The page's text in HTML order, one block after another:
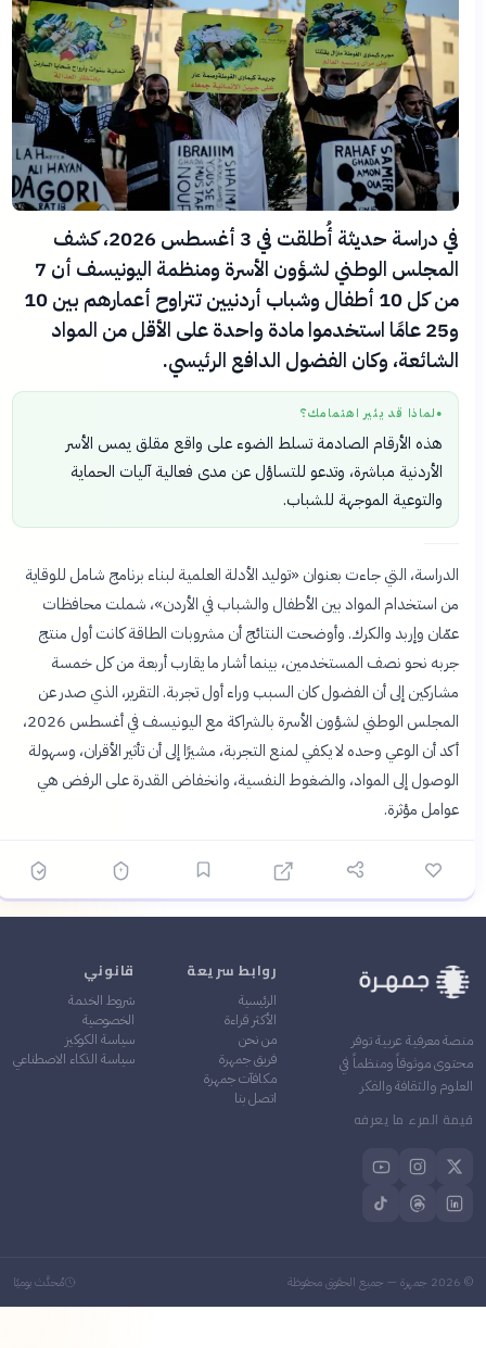
في دراسة حديثة أُطلقت في 3 أغسطس 2026، كشف
المجلس الوطني لشؤون الأسرة ومنظمة اليونيسف أن 7
من كل 10 أطفال وشباب أردنيين تتراوح أعمارهم بين 10
و25 عامًا استخدموا مادة واحدة على الأقل من المواد
الشائعة، وكان الفضول الدافع الرئيسي.
●لماذا قد يثير اهتمامك؟
هذه الأرقام الصادمة تسلط الضوء على واقع مقلق يمس الأسر
الأردنية مباشرة، وتدعو للتساؤل عن مدى فعالية آليات الحماية
والتوعية الموجهة للشباب.
الدراسة، التي جاءت بعنوان «توليد الأدلة العلمية لبناء برنامج شامل للوقاية
من استخدام المواد بين الأطفال والشباب في الأردن»، شملت محافظات
عمّان وإربد والكرك. وأوضحت النتائج أن مشروبات الطاقة كانت أول منتج
جربه نحو نصف المستخدمين، بينما أشار ما يقارب أربعة من كل خمسة
مشاركين إلى أن الفضول كان السبب وراء أول تجربة. التقرير، الذي صدر عن
المجلس الوطني لشؤون الأسرة بالشراكة مع اليونيسف في أغسطس 2026،
أكد أن الوعي وحده لا يكفي لمنع التجربة، مشيرًا إلى أن تأثير الأقران، وسهولة
الوصول إلى المواد، والضغوط النفسية، وانخفاض القدرة على الرفض هي
عوامل مؤثرة.
منصة معرفية عربية توفر
محتوى موثوقاً ومنظماً في
العلوم والثقافة والفكر
قيمة المرء ما يعرفه
روابط سريعة
الرئيسية
الأكثر قراءة
من نحن
فريق جمهرة
مكافآت جمهرة
اتصل بنا
قانوني
شروط الخدمة
الخصوصية
سياسة الكوكيز
سياسة الذكاء الاصطناعي
©
2026جمهرة — جميع الحقوق محفوظة مُحدَّث يوميًا